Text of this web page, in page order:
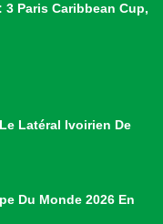
Paris Caribbean Cup,
Latéral Ivoirien De
Du Monde 2026 En